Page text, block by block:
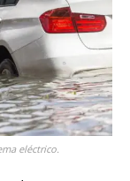
eléctrico.